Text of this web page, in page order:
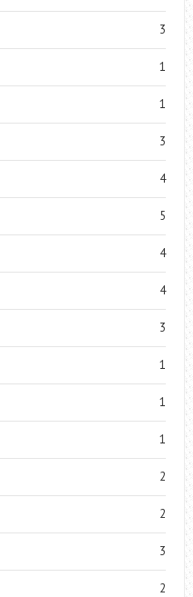
3
1
1
3
4
5
4
4
3
1
1
1
2
2
3
2